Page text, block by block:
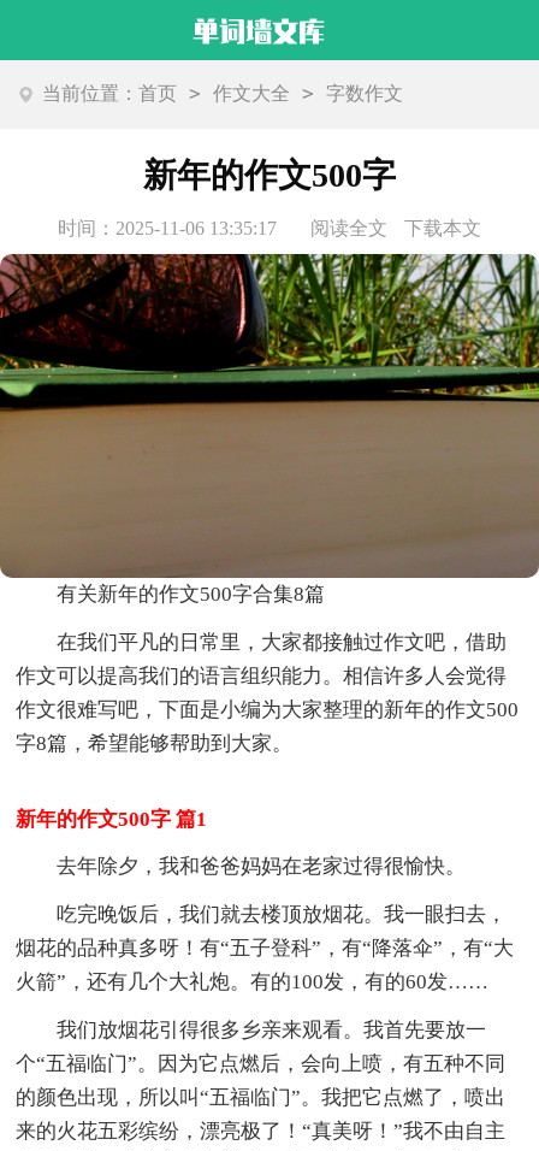
当前位置：首页 > 作文大全 > 字数作文
新年的作文500字
时间：2025-11-06 13:35:17 阅读全文 下载本文
有关新年的作文500字合集8篇
在我们平凡的日常里，大家都接触过作文吧，借助
作文可以提高我们的语言组织能力。相信许多人会觉得
作文很难写吧，下面是小编为大家整理的新年的作文500
字8篇，希望能够帮助到大家。
新年的作文500字 篇1
去年除夕，我和爸爸妈妈在老家过得很愉快。
吃完晚饭后，我们就去楼顶放烟花。我一眼扫去，
烟花的品种真多呀！有“五子登科”，有“降落伞”，有“大
火箭”，还有几个大礼炮。有的100发，有的60发……
我们放烟花引得很多乡亲来观看。我首先要放一
个“五福临门”。因为它点燃后，会向上喷，有五种不同
的颜色出现，所以叫“五福临门”。我把它点燃了，喷出
来的火花五彩缤纷，漂亮极了！“真美呀！”我不由自主